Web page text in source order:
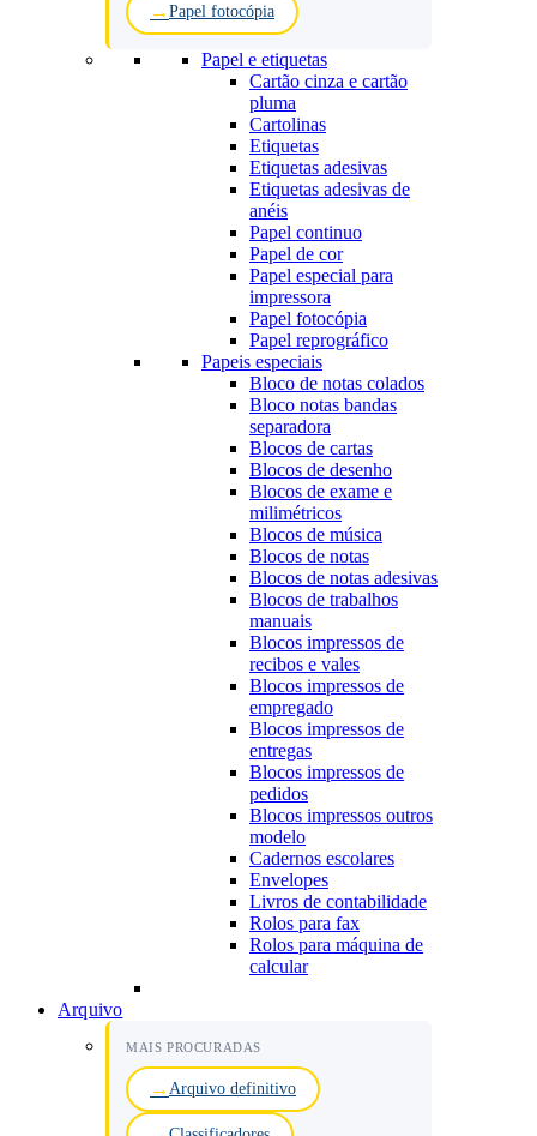
Papel fotocópia
Papel e etiquetas
Cartão cinza e cartão
pluma
Cartolinas
Etiquetas
Etiquetas adesivas
Etiquetas adesivas de
anéis
Papel continuo
Papel de cor
Papel especial para
impressora
Papel fotocópia
Papel reprográfico
Papeis especiais
Bloco de notas colados
Bloco notas bandas
separadora
Blocos de cartas
Blocos de desenho
Blocos de exame e
milimétricos
Blocos de música
Blocos de notas
Blocos de notas adesivas
Blocos de trabalhos
manuais
Blocos impressos de
recibos e vales
Blocos impressos de
empregado
Blocos impressos de
entregas
Blocos impressos de
pedidos
Blocos impressos outros
modelo
Cadernos escolares
Envelopes
Livros de contabilidade
Rolos para fax
Rolos para máquina de
calcular
Arquivo
MAIS PROCURADAS
Arquivo definitivo